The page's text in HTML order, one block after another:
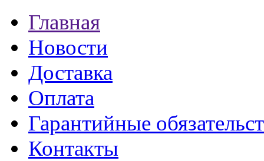
Главная
Новости
Доставка
Оплата
Гарантийные
Контакты